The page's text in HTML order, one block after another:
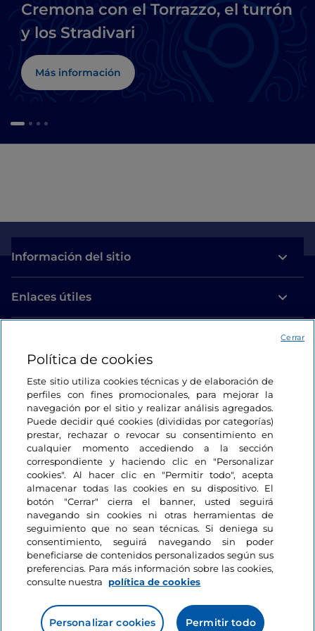
Cremona con el Torrazzo, el turrón
y los Stradivari
Más información
Información del sitio
Enlaces útiles
Estamos en contacto
Política de cookies
Este sitio utiliza cookies técnicas y de elaboración de
perfiles con fines promocionales, para mejorar la
navegación por el sitio y realizar análisis agregados.
Puede decidir qué cookies (divididas por categorías)
prestar, rechazar o revocar su consentimiento en
cualquier momento accediendo a la sección
correspondiente y haciendo clic en "Personalizar
cookies". Al hacer clic en "Permitir todo", acepta
almacenar todas las cookies en su dispositivo. El
botón "Cerrar" cierra el banner, usted seguirá
navegando sin cookies ni otras herramientas de
seguimiento que no sean técnicas. Si deniega su
consentimiento, seguirá navegando sin poder
beneficiarse de contenidos personalizados según sus
preferencias. Para más información sobre las cookies,
consulte nuestra
política de cookies
Personalizar cookies Permitir todo
Cerrar